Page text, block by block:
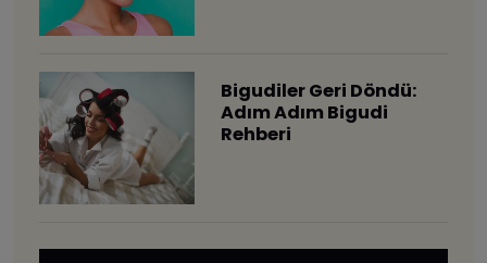
​Bigudiler Geri Döndü:
Adım Adım Bigudi
Rehberi